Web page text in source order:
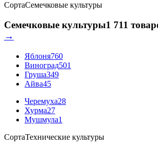
СортаСемечковые культуры
Семечковые культуры1 711
→
Яблоня760
Виноград501
Груша349
Айва45
Черемуха28
Хурма27
Мушмула1
СортаТехнические культуры